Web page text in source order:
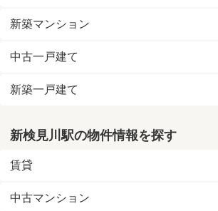
新築マンション
中古一戸建て
新築一戸建て
新検見川駅の物件情報を探す
賃貸
中古マンション